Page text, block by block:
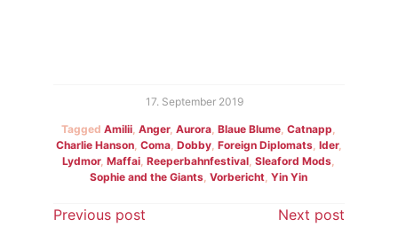
17. September 2019
TaggedAmilii ,Anger,Aurora ,Blaue Blume ,Catnapp
Charlie Hanson, Coma, Dobby, Foreign Diplomats, Ider,
Lydmor,Maffai ,Reeperbahnfestival ,Sleaford Mods
Sophie and the Giants ,Vorbericht ,Yin Yin
Beitragsnavigation
Previous post Next post